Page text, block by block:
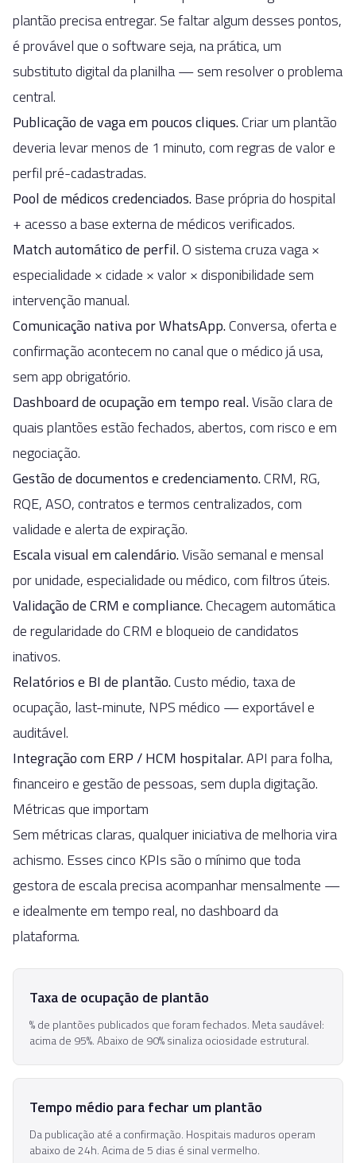
plantão precisa entregar. Se faltar algum desses pontos,
é provável que o software seja, na prática, um
substituto digital da planilha — sem resolver o problema
central.
Publicação de vaga em poucos cliques.Criar um plantão
deveria levar menos de 1 minuto, com regras de valor e
perfil pré-cadastradas.
Pool de médicos credenciados.Base própria do hospital
+ acesso a base externa de médicos verificados.
Match automático de perfil.O sistema cruza vaga ×
especialidade × cidade × valor × disponibilidade sem
intervenção manual.
Comunicação nativa por WhatsApp.Conversa, oferta e
confirmação acontecem no canal que o médico já usa,
sem app obrigatório.
Dashboard de ocupação em tempo real.Visão clara de
quais plantões estão fechados, abertos, com risco e em
negociação.
Gestão de documentos e credenciamento.CRM, RG,
RQE, ASO, contratos e termos centralizados, com
validade e alerta de expiração.
Escala visual em calendário.Visão semanal e mensal
por unidade, especialidade ou médico, com filtros úteis.
Validação de CRM e compliance.Checagem automática
de regularidade do CRM e bloqueio de candidatos
inativos.
Relatórios e BI de plantão.Custo médio, taxa de
ocupação, last-minute, NPS médico — exportável e
auditável.
Integração com ERP / HCM hospitalar.API para folha,
financeiro e gestão de pessoas, sem dupla digitação.
Métricas que importam
Sem métricas claras, qualquer iniciativa de melhoria vira
achismo. Esses cinco KPIs são o mínimo que toda
gestora de escala precisa acompanhar mensalmente —
e idealmente em tempo real, no dashboard da
plataforma.
Taxa de ocupação de plantão
% de plantões publicados que foram fechados. Meta saudável:
acima de 95%. Abaixo de 90% sinaliza ociosidade estrutural.
Tempo médio para fechar um plantão
Da publicação até a confirmação. Hospitais maduros operam
abaixo de 24h. Acima de 5 dias é sinal vermelho.